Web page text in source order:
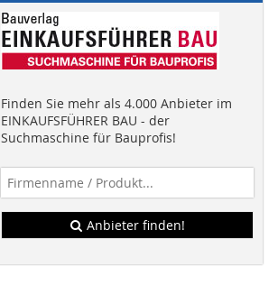
Finden Sie mehr als 4.000 Anbieter im
EINKAUFSFÜHRER BAU - der
Suchmaschine für Bauprofis!
Anbieter finden!